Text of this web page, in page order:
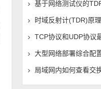
基于网络测试仪的
时域反射计(TDR)原
TCP协议和UDP协议最核心的
大型网络部署综合配
局域网内如何查看交换机